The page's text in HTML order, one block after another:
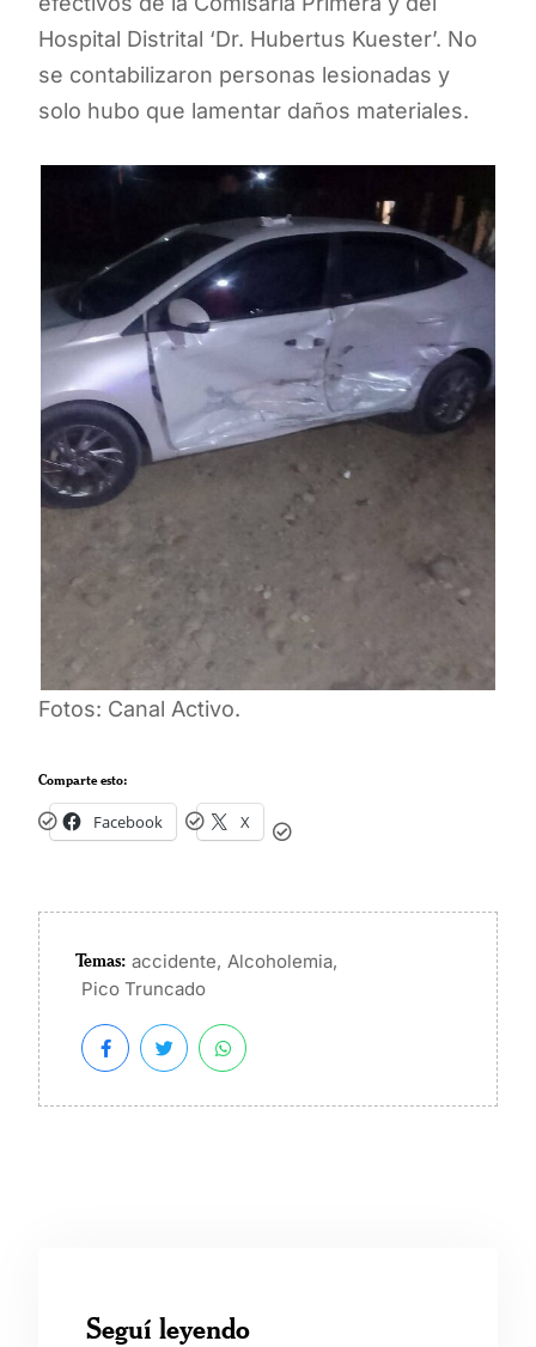
Hospital Distrital ‘Dr. Hubertus Kuester’. No
se contabilizaron personas lesionadas y
solo hubo que lamentar daños materiales.
Fotos: Canal Activo.
Comparte esto:
Facebook X
Temas: accidente, Alcoholemia,
Pico Truncado
Seguí leyendo